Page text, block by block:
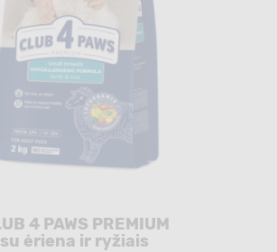
4 PAWS PREMIUM
su ėriena ir ryžiais